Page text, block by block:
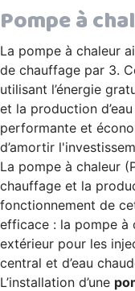
Pompe à
La pompe à chaleur
de chauffage par 3.
utilisant l’énergie
et la production
performante et
d’amortir
La pompe à chaleur
chauffage et la
fonctionnement de
efficace : la pompe à
extérieur pour les
central et d’eau
L’installation d’une